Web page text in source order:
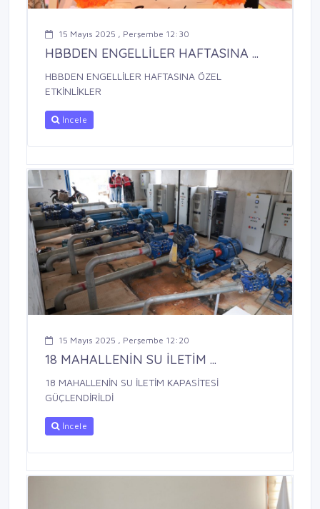
15 Mayıs 2025 , Perşembe 12:30
HBBDEN ENGELLİLER HAFTASINA ...
HBBDEN ENGELLİLER HAFTASINA ÖZEL
ETKİNLİKLER
İncele
15 Mayıs 2025 , Perşembe 12:20
18 MAHALLENİN SU İLETİM ...
18 MAHALLENİN SU İLETİM KAPASİTESİ
GÜÇLENDİRİLDİ
İncele